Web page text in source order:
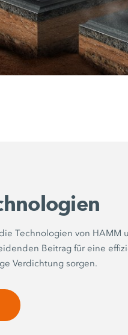
Technologien von HAMM
Beitrag für eine
Verdichtung sorgen.